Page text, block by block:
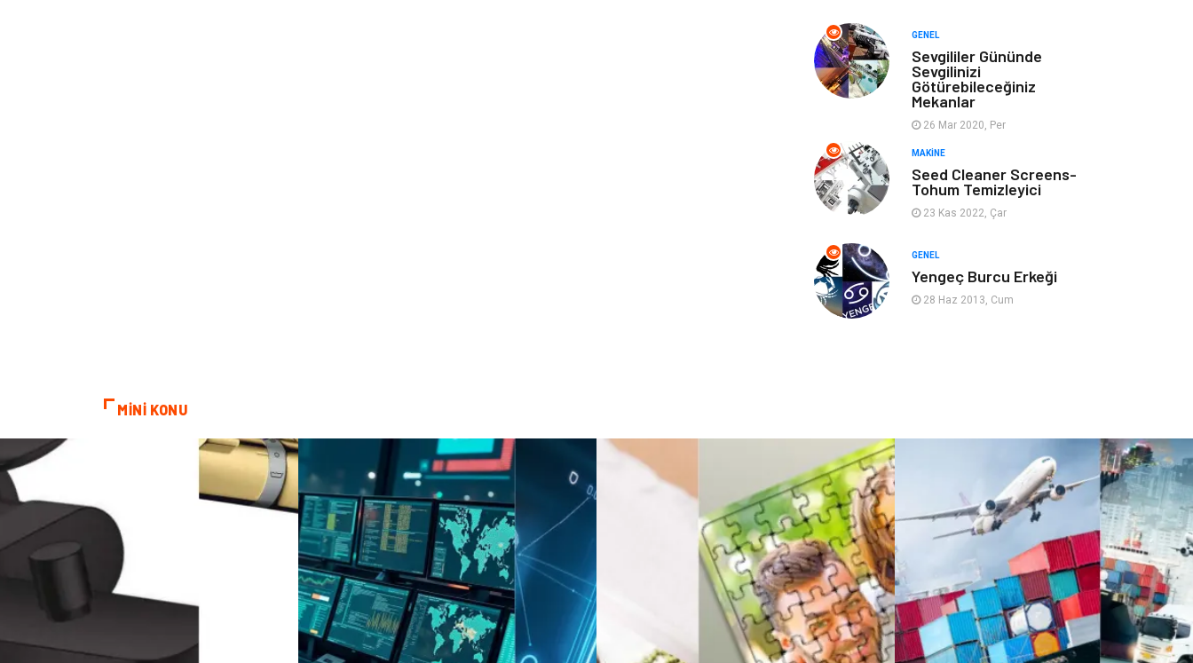
Ev İşleri
Gençlik & Eğlence Aksesuar
Spor
Evlilik Rehberi
Astroloji
Kaçırmayın
sağlıklı beslenme Spor Malzemeleri
Bebek Giyim
Yazı Tahtaları
GENEL
Sevgililer Gününde
Sevgilinizi
Götürebileceğiniz
Mekanlar
26 Mar 2020, Per
MAKINE
Seed Cleaner Screens-
Tohum Temizleyici
23 Kas 2022, Çar
GENEL
Yengeç Burcu Erkeği
28 Haz 2013, Cum
MİNİ KONU